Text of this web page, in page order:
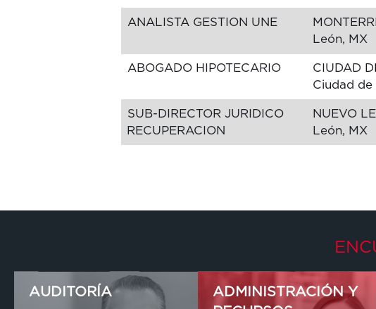
ANALISTA GESTION UNE
León, MX
ABOGADO HIPOTECARIO
CIUDAD
Ciudad de
SUB-DIRECTOR JURIDICO
RECUPERACION
NUEVO
León, MX
AUDITORÍA
ADMINISTRACIÓN Y